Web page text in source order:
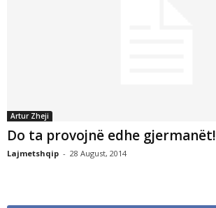
Artur Zheji
Do ta provojnë edhe gjermanët!
Lajmetshqip - 28 August, 2014